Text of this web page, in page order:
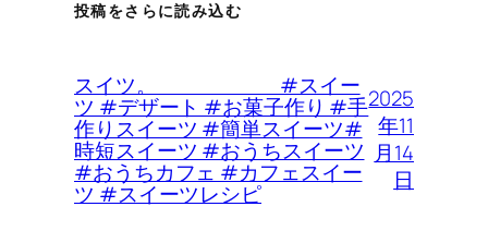
投稿をさらに読み込む
スイツ。 #スイー
ツ #デザート #お菓子作り #手
作りスイーツ #簡単スイーツ#
時短スイーツ #おうちスイーツ
#おうちカフェ #カフェスイー
ツ #スイーツレシピ
2025
年11
月14
日